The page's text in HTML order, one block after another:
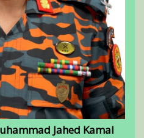
Jahed Kamal